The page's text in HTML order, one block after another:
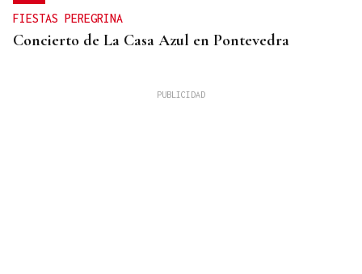
FIESTAS PEREGRINA
Concierto de La Casa Azul en Pontevedra